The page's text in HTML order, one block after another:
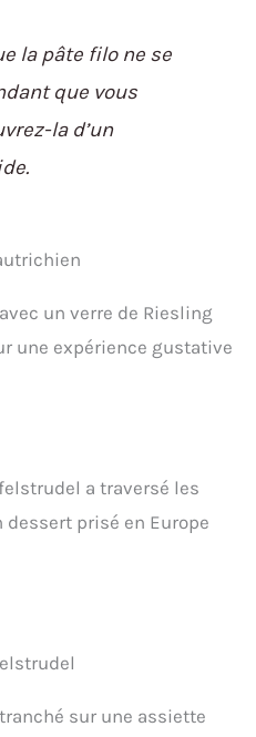
la pâte filo ne se
que vous
la d’un
un verre de Riesling
une expérience gustative
a traversé les
prisé en Europe
sur une assiette